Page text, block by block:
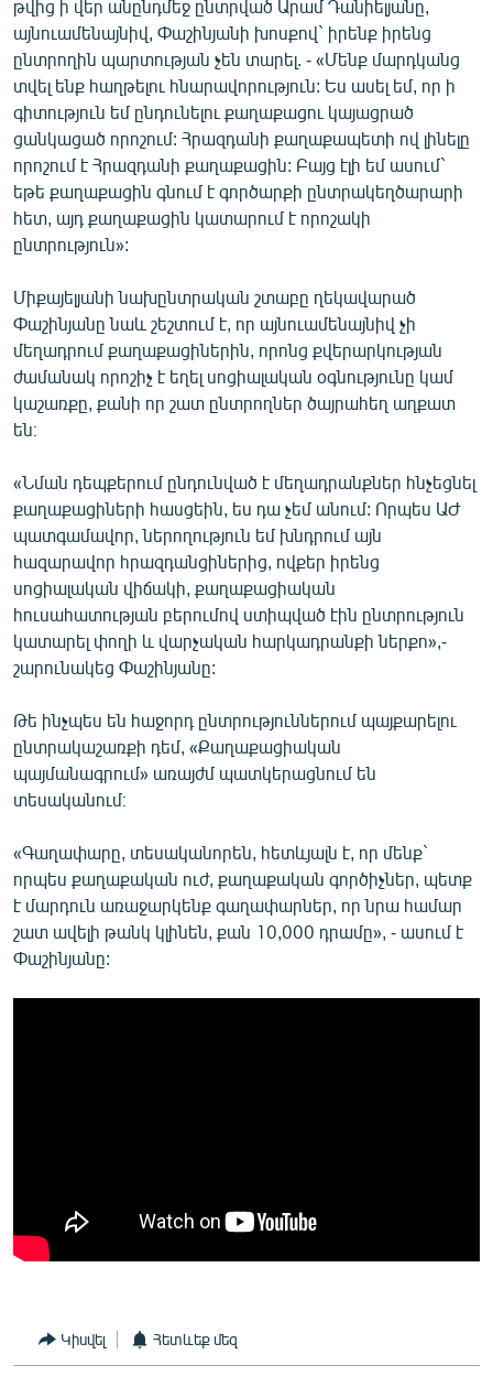
թվից ի վեր անընդմեջ ընտրված Արամ Դանիելյանը,
այնուամենայնիվ, Փաշինյանի խոսքով` իրենք իրենց
ընտրողին պարտության չեն տարել. - «Մենք մարդկանց
տվել ենք հաղթելու հնարավորություն: Ես ասել եմ, որ ի
գիտություն եմ ընդունելու քաղաքացու կայացրած
ցանկացած որոշում: Հրազդանի քաղաքապետի ով լինելը
որոշում է Հրազդանի քաղաքացին: Բայց էլի եմ ասում`
եթե քաղաքացին գնում է գործարքի ընտրակեղծարարի
հետ, այդ քաղաքացին կատարում է որոշակի
ընտրություն»:
Միքայելյանի նախընտրական շտաբը ղեկավարած
Փաշինյանը նաև շեշտում է, որ այնուամենայնիվ չի
մեղադրում քաղաքացիներին, որոնց քվերարկության
ժամանակ որոշիչ է եղել սոցիալական օգնությունը կամ
կաշառքը, քանի որ շատ ընտրողներ ծայրահեղ աղքատ
են։
«Նման դեպքերում ընդունված է մեղադրանքներ հնչեցնել
քաղաքացիների հասցեին, ես դա չեմ անում: Որպես ԱԺ
պատգամավոր, ներողություն եմ խնդրում այն
հազարավոր հրազդանցիներից, ովքեր իրենց
սոցիալական վիճակի, քաղաքացիական
հուսահատության բերումով ստիպված էին ընտրություն
կատարել փողի և վարչական հարկադրանքի ներքո»,-
շարունակեց Փաշինյանը:
Թե ինչպես են հաջորդ ընտրություններում պայքարելու
ընտրակաշառքի դեմ, «Քաղաքացիական
պայմանագրում» առայժմ պատկերացնում են
տեսականում։
«Գաղափարը, տեսականորեն, հետևյալն է, որ մենք`
որպես քաղաքական ուժ, քաղաքական գործիչներ, պետք
է մարդուն առաջարկենք գաղափարներ, որ նրա համար
շատ ավելի թանկ կլինեն, քան 10,000 դրամը», - ասում է
Փաշինյանը:
Կիսվել Հետևեք մեզ